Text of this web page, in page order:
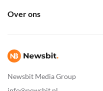
Newsbit Media Group
Over ons